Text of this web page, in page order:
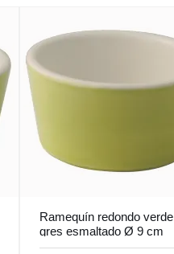
Ramequín redondo verde
gres esmaltado Ø 9 cm
Bistronome Pro.mundi